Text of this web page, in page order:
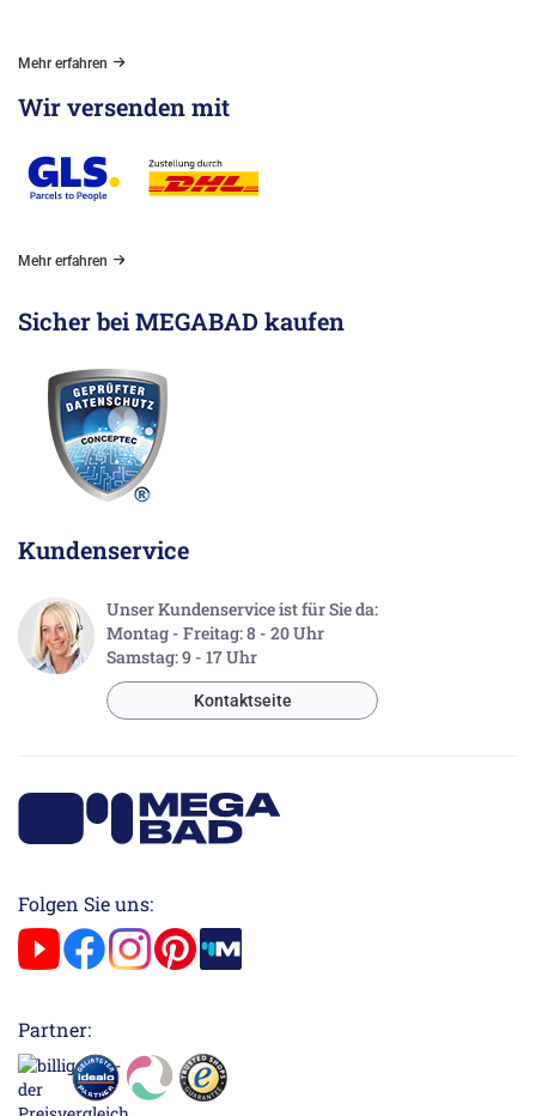
Mehr erfahren
Wir versenden mit
Mehr erfahren
Sicher bei MEGABAD kaufen
Kundenservice
Unser Kundenservice ist für Sie da:
Montag - Freitag: 8 - 20 Uhr
Samstag: 9 - 17 Uhr
Kontaktseite
Folgen Sie uns:
Partner: